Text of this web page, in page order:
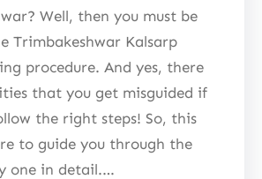
Well, then you must be
Trimbakeshwar Kalsarp
procedure. And yes, there
that you get misguided if
the right steps! So, this
to guide you through the
one in detail.…